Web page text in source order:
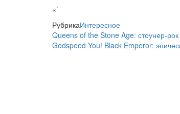
«`
РубрикаИнтересное
Queens of the Stone Age: стоунер-рок
Godspeed You! Black Emperor: